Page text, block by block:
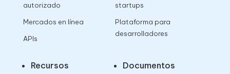
autorizado
Mercados en línea
APIs
startups
Plataforma para
desarrolladores
Recursos Documentos